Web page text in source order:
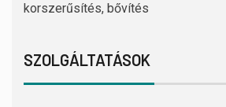
korszerűsítés, bővítés
SZOLGÁLTATÁSOK